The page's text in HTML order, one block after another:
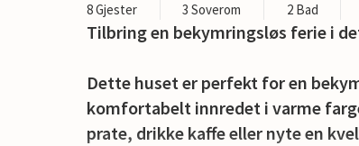
8 Gjester 3 Soverom 2 Bad
Tilbring en bekymringsløs ferie i
Dette huset er perfekt for en
komfortabelt innredet i varme
prate, drikke kaffe eller nyte en